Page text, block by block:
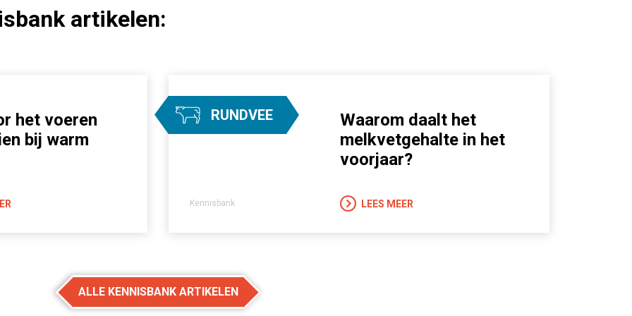
artikelen:
het voeren
bij warm
RUNDVEE
Kennisbank
Waarom daalt het
melkvetgehalte in het
voorjaar?
LEES MEER
ALLE KENNISBANK ARTIKELEN